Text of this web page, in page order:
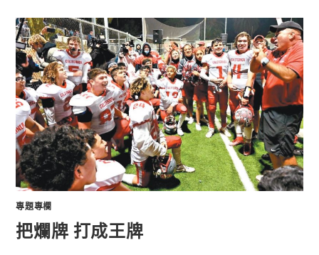
專題專欄
把爛牌 打成王牌